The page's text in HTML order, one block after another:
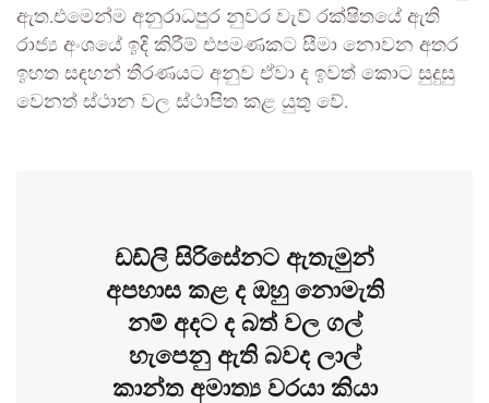
ඇත.එමෙන්ම අනුරාධපුර නුවර වැව් රක්ෂිතයේ ඇති
රාජ්‍ය අංශයේ ඉදි කිරීම් එපමණකට සීමා නොවන අතර
ඉහත සඳහන් තීරණයට අනුව ඒවා ද ඉවත් කොට සුදුසු
වෙනත් ස්ථාන වල ස්ථාපිත කළ යුතු වේ.
ඩඩ්ලි සිරිසේනට ඇතැමුන්
අපහාස කළ ද ඔහු නොමැති
නම් අදට ද බත් වල ගල්
හැපෙනු ඇති බවද ලාල්
කාන්ත අමාත්‍ය වරයා කියා